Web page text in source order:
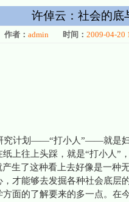
许倬云：社会的底
作者： admin 时间： 2009-04-20
究计划——“打小人”——就是妇
上往上头踩，就是“打小人”
生了这种看上去好像是一种
才能够去发掘各种社会底层
面的了解要来的多一点。在